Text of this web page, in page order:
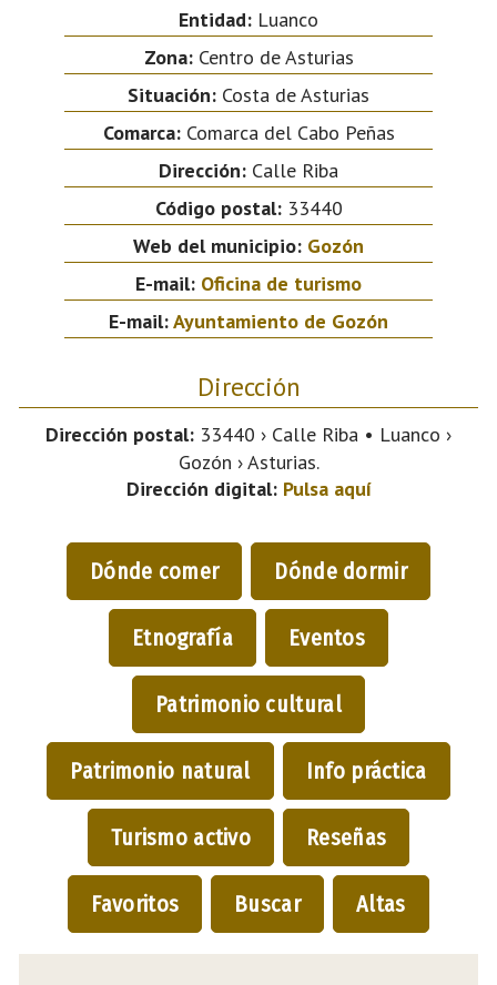
Entidad: Luanco
Zona:Centro de Asturias
Situación: Costa de Asturias
Comarca:Comarca del Cabo Peñas
Dirección: Calle Riba
Código postal:33440
Web del municipio: Gozón
E-mail: Oficina de turismo
E-mail:Ayuntamiento de Gozón
Dirección
Dirección postal: 33440 › Calle Riba • Luanco ›
Gozón › Asturias.
Dirección digital: Pulsa aquí
Dónde comer Dónde dormir
Etnografía Eventos
Patrimonio cultural
Patrimonio natural Info práctica
Turismo activo Reseñas
Favoritos Buscar Altas